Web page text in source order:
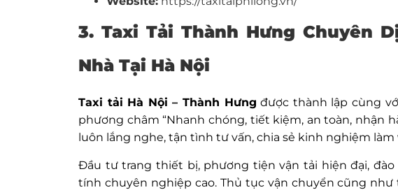
3. Taxi Tải Thành Hưng Chuyên
Nhà Tại Hà Nội
Taxi tải Hà Nội – Thành Hưng được thành lập cùng
phương châm “Nhanh chóng, tiết kiệm, an toàn, nhận
luôn lắng nghe, tận tình tư vấn, chia sẻ kinh nghiệm
Đầu tư trang thiết bị, phương tiện vận tải hiện đại,
tính chuyên nghiệp cao. Thủ tục vận chuyển cũng như